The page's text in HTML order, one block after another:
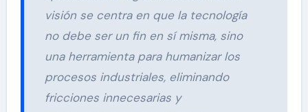
visión se centra en que la tecnología
no debe ser un fin en sí misma, sino
una herramienta para humanizar los
procesos industriales, eliminando
fricciones innecesarias y